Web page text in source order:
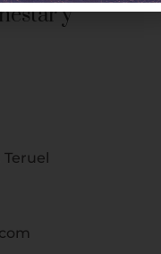
Teruel
y